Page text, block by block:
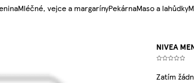
Mléčné, vejce a margarínyPekárnaMaso a lahůdky
NIVEA
Zatím